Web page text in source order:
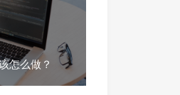
怎么做？